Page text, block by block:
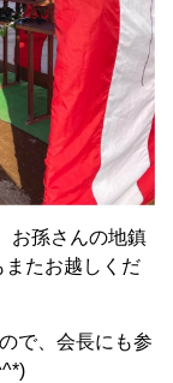
お孫さんの地鎮
たお越しくだ
で、会長にも参